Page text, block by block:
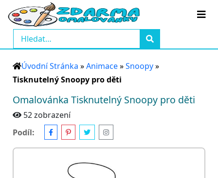
Úvodní Stránka »Animace»Snoopy»
Tisknutelný Snoopy pro děti
Omalovánka Tisknutelný Snoopy pro děti
52 zobrazení
Podíl: